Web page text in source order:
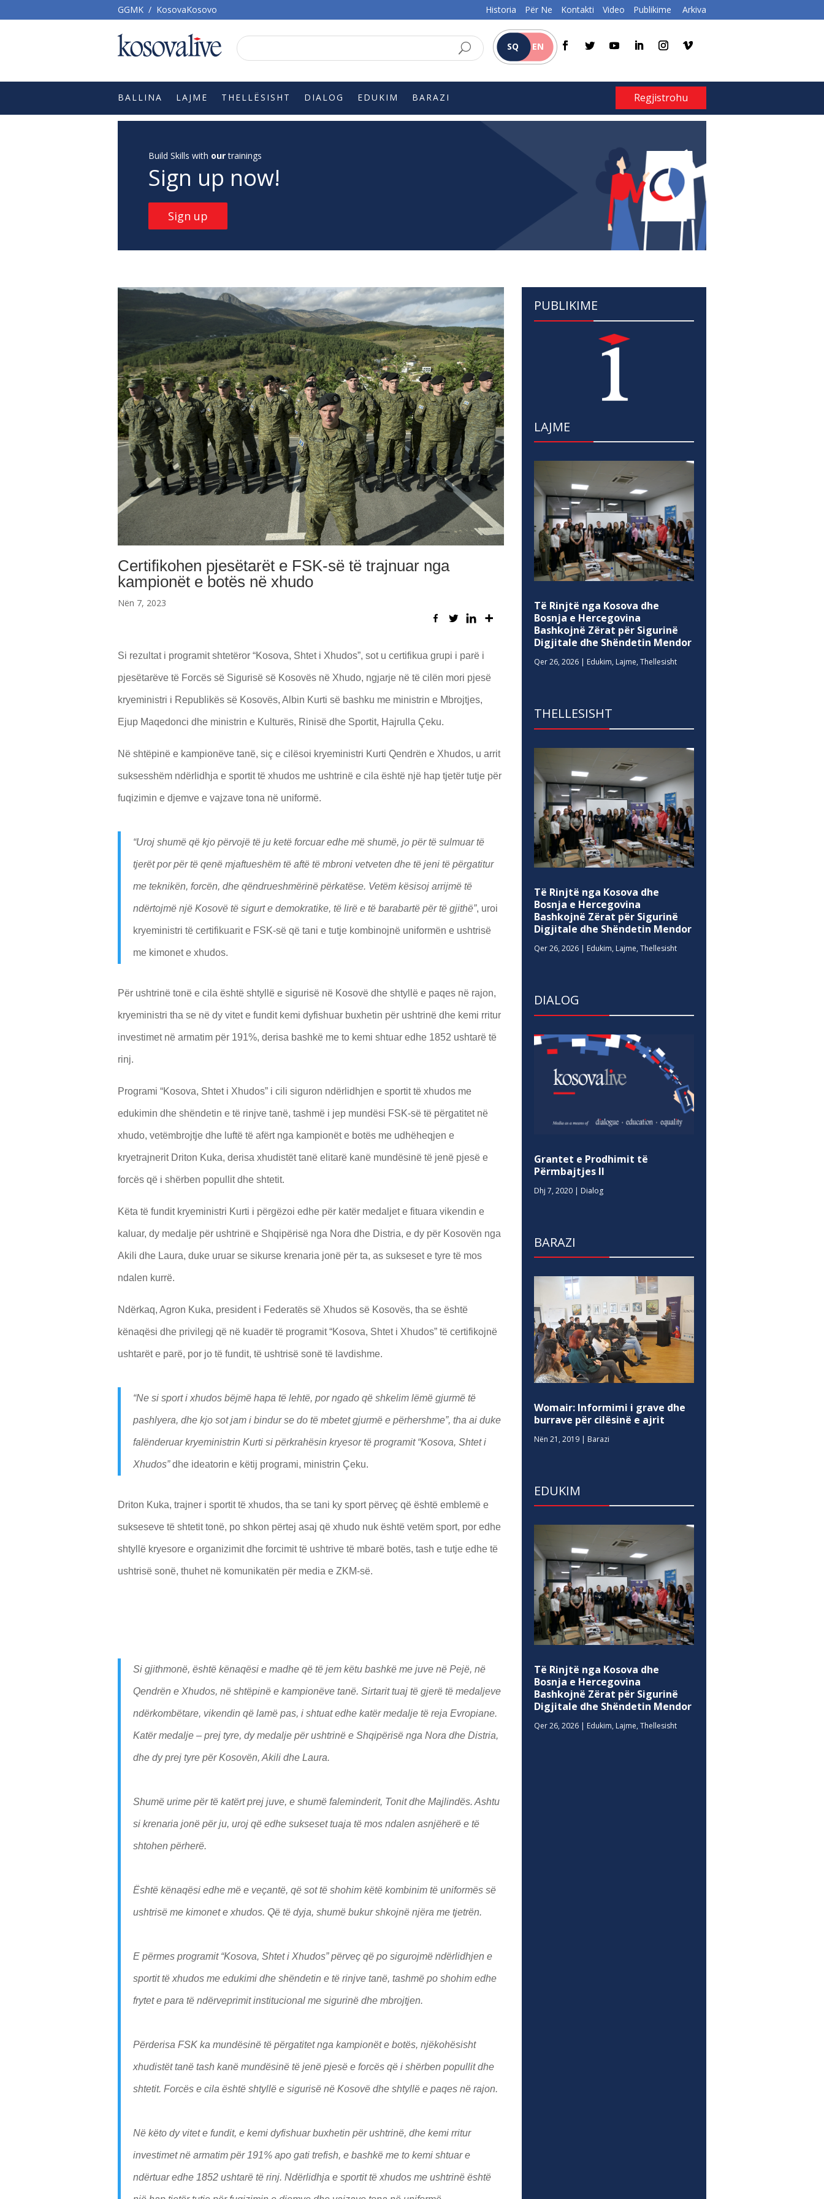
GGMK / KosovaKosovo Historia Për Ne Kontakti Video Publikime Arkiva
SQ EN
BALLINA LAJME THELLËSISHT DIALOG EDUKIM BARAZI Regjistrohu
Build Skills with ourtrainings
Sign up now!
Sign up
Certifikohen pjesëtarët e FSK-së të trajnuar nga
kampionët e botës në xhudo
Nën 7, 2023
Si rezultat i programit shtetëror “Kosova, Shtet i Xhudos”, sot u certifikua grupi i parë i
pjesëtarëve të Forcës së Sigurisë së Kosovës në Xhudo, ngjarje në të cilën mori pjesë
kryeministri i Republikës së Kosovës, Albin Kurti së bashku me ministrin e Mbrojtjes,
Ejup Maqedonci dhe ministrin e Kulturës, Rinisë dhe Sportit, Hajrulla Çeku.
Në shtëpinë e kampionëve tanë, siç e cilësoi kryeministri Kurti Qendrën e Xhudos, u arrit
suksesshëm ndërlidhja e sportit të xhudos me ushtrinë e cila është një hap tjetër tutje për
fuqizimin e djemve e vajzave tona në uniformë.
“Uroj shumë që kjo përvojë të ju ketë forcuar edhe më shumë, jo për të sulmuar të
tjerët por për të qenë mjaftueshëm të aftë të mbroni vetveten dhe të jeni të përgatitur
me teknikën, forcën, dhe qëndrueshmërinë përkatëse. Vetëm kësisoj arrijmë të
ndërtojmë një Kosovë të sigurt e demokratike, të lirë e të barabartë për të gjithë”, uroi
kryeministri të certifikuarit e FSK-së që tani e tutje kombinojnë uniformën e ushtrisë
me kimonet e xhudos.
Për ushtrinë tonë e cila është shtyllë e sigurisë në Kosovë dhe shtyllë e paqes në rajon,
kryeministri tha se në dy vitet e fundit kemi dyfishuar buxhetin për ushtrinë dhe kemi rritur
investimet në armatim për 191%, derisa bashkë me to kemi shtuar edhe 1852 ushtarë të
rinj.
Programi “Kosova, Shtet i Xhudos” i cili siguron ndërlidhjen e sportit të xhudos me
edukimin dhe shëndetin e të rinjve tanë, tashmë i jep mundësi FSK-së të përgatitet në
xhudo, vetëmbrojtje dhe luftë të afërt nga kampionët e botës me udhëheqjen e
kryetrajnerit Driton Kuka, derisa xhudistët tanë elitarë kanë mundësinë të jenë pjesë e
forcës që i shërben popullit dhe shtetit.
Këta të fundit kryeministri Kurti i përgëzoi edhe për katër medaljet e fituara vikendin e
kaluar, dy medalje për ushtrinë e Shqipërisë nga Nora dhe Distria, e dy për Kosovën nga
Akili dhe Laura, duke uruar se sikurse krenaria jonë për ta, as sukseset e tyre të mos
ndalen kurrë.
Ndërkaq, Agron Kuka, president i Federatës së Xhudos së Kosovës, tha se është
kënaqësi dhe privilegj që në kuadër të programit “Kosova, Shtet i Xhudos” të certifikojnë
ushtarët e parë, por jo të fundit, të ushtrisë sonë të lavdishme.
“Ne si sport i xhudos bëjmë hapa të lehtë, por ngado që shkelim lëmë gjurmë të
pashlyera, dhe kjo sot jam i bindur se do të mbetet gjurmë e përhershme”, tha ai duke
falënderuar kryeministrin Kurti si përkrahësin kryesor të programit “Kosova, Shtet i
Xhudos”dhe ideatorin e këtij programi, ministrin Çeku.
Driton Kuka, trajner i sportit të xhudos, tha se tani ky sport përveç që është emblemë e
sukseseve të shtetit tonë, po shkon përtej asaj që xhudo nuk është vetëm sport, por edhe
shtyllë kryesore e organizimit dhe forcimit të ushtrive të mbarë botës, tash e tutje edhe të
ushtrisë sonë, thuhet në komunikatën për media e ZKM-së.
Si gjithmonë, është kënaqësi e madhe që të jem këtu bashkë me juve në Pejë, në
Qendrën e Xhudos, në shtëpinë e kampionëve tanë. Sirtarit tuaj të gjerë të medaljeve
ndërkombëtare, vikendin që lamë pas, i shtuat edhe katër medalje të reja Evropiane.
Katër medalje – prej tyre, dy medalje për ushtrinë e Shqipërisë nga Nora dhe Distria,
dhe dy prej tyre për Kosovën, Akili dhe Laura.
Shumë urime për të katërt prej juve, e shumë faleminderit, Tonit dhe Majlindës. Ashtu
si krenaria jonë për ju, uroj që edhe sukseset tuaja të mos ndalen asnjëherë e të
shtohen përherë.
Është kënaqësi edhe më e veçantë, që sot të shohim këtë kombinim të uniformës së
ushtrisë me kimonet e xhudos. Që të dyja, shumë bukur shkojnë njëra me tjetrën.
E përmes programit “Kosova, Shtet i Xhudos” përveç që po sigurojmë ndërlidhjen e
sportit të xhudos me edukimi dhe shëndetin e të rinjve tanë, tashmë po shohim edhe
frytet e para të ndërveprimit institucional me sigurinë dhe mbrojtjen.
Përderisa FSK ka mundësinë të përgatitet nga kampionët e botës, njëkohësisht
xhudistët tanë tash kanë mundësinë të jenë pjesë e forcës që i shërben popullit dhe
shtetit. Forcës e cila është shtyllë e sigurisë në Kosovë dhe shtyllë e paqes në rajon.
Në këto dy vitet e fundit, e kemi dyfishuar buxhetin për ushtrinë, dhe kemi rritur
investimet në armatim për 191% apo gati trefish, e bashkë me to kemi shtuar e
ndërtuar edhe 1852 ushtarë të rinj. Ndërlidhja e sportit të xhudos me ushtrinë është
PUBLIKIME
LAJME
Të Rinjtë nga Kosova dhe
Bosnja e Hercegovina
Bashkojnë Zërat për Sigurinë
Digjitale dhe Shëndetin Mendor
Qer 26, 2026 | Edukim, Lajme,Thellesisht
THELLESISHT
Të Rinjtë nga Kosova dhe
Bosnja e Hercegovina
Bashkojnë Zërat për Sigurinë
Digjitale dhe Shëndetin Mendor
Qer 26, 2026 | Edukim, Lajme,Thellesisht
DIALOG
Grantet e Prodhimit të
Përmbajtjes II
Dhj 7, 2020 | Dialog
BARAZI
Womair: Informimi i grave dhe
burrave për cilësinë e ajrit
Nën 21, 2019 | Barazi
EDUKIM
Të Rinjtë nga Kosova dhe
Bosnja e Hercegovina
Bashkojnë Zërat për Sigurinë
Digjitale dhe Shëndetin Mendor
Qer 26, 2026 | Edukim, Lajme,Thellesisht